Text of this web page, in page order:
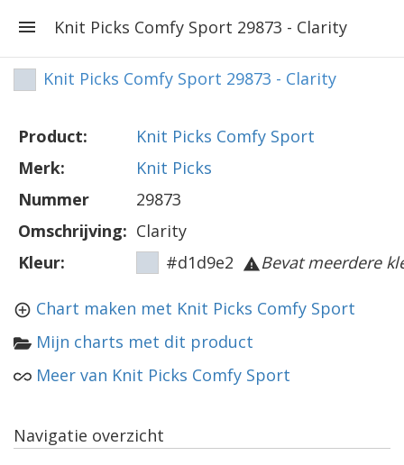
Knit Picks Comfy Sport 29873 - Clarity
Knit Picks Comfy Sport 29873 - Clarity
Product:
Knit Picks Comfy Sport
Merk:
Knit Picks
Nummer
29873
Omschrijving: Clarity
Kleur:
#d1d9e2 Bevat meerdere
Chart maken met Knit Picks Comfy Sport
Mijn charts met dit product
Meer van Knit Picks Comfy Sport
Navigatie overzicht